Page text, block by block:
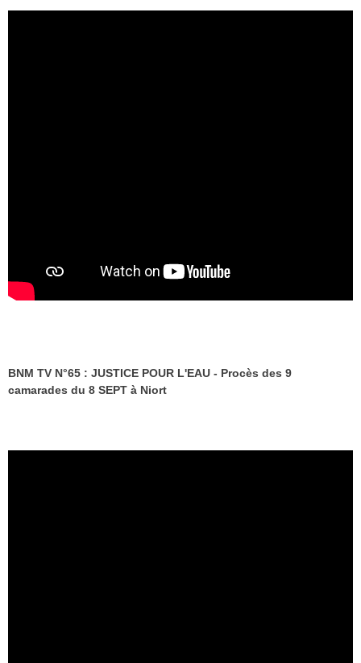
BNM TV N°65 : JUSTICE POUR L'EAU - Procès des 9
camarades du 8 SEPT à Niort